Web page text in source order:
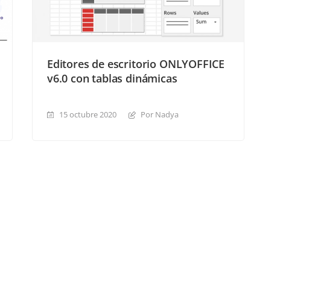
Editores de escritorio ONLYOFFICE
v6.0 con tablas dinámicas
15 octubre 2020 Por Nadya